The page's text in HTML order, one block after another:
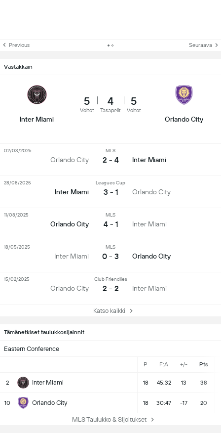
Tämänetkiset taulukkosijainnit
Eastern Conference
P F:A +/- Pts
2 Inter Miami 18 45:32 13 38
10 Orlando City 18 30:47 -17 20
MLS Taulukko & Sijoitukset
Previous Seuraava
Vastakkain
Inter Miami
5
Voitot
4
Tasapelit
5
Voitot
Orlando City
Orlando City
MLS
2 - 4 Inter Miami
02/03/2026
Inter Miami
Leagues Cup
3 - 1 Orlando City
28/08/2025
Orlando City
MLS
4 - 1 Inter Miami
11/08/2025
Inter Miami
MLS
0 - 3 Orlando City
18/05/2025
Orlando City
Club Friendlies
2 - 2 Inter Miami
15/02/2025
Katso kaikki